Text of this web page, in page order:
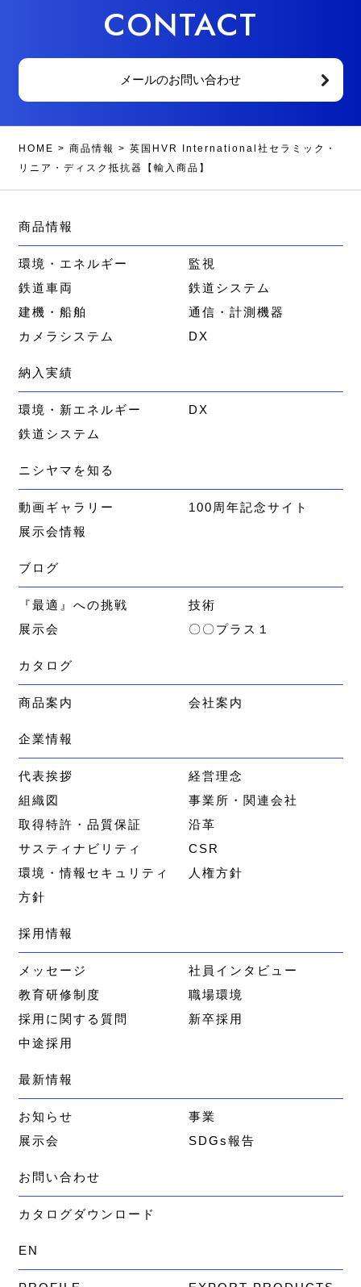
CONTACT
メールのお問い合わせ
HOME > 商品情報 > 英国HVR International社セラミック・
リニア・ディスク抵抗器【輸入商品】
商品情報
環境・エネルギー
監視
鉄道車両
鉄道システム
建機・船舶
通信・計測機器
カメラシステム
DX
納入実績
環境・新エネルギー
DX
鉄道システム
ニシヤマを知る
動画ギャラリー
100周年記念サイト
展示会情報
ブログ
『最適』への挑戦
技術
展示会
〇〇プラス１
カタログ
商品案内 会社案内
企業情報
代表挨拶
経営理念
組織図
事業所・関連会社
取得特許・品質保証
沿革
サスティナビリティ
CSR
環境・情報セキュリティ
方針
人権方針
採用情報
メッセージ
社員インタビュー
教育研修制度
職場環境
採用に関する質問
新卒採用
中途採用
最新情報
お知らせ
事業
展示会
SDGs報告
お問い合わせ
カタログダウンロード
EN